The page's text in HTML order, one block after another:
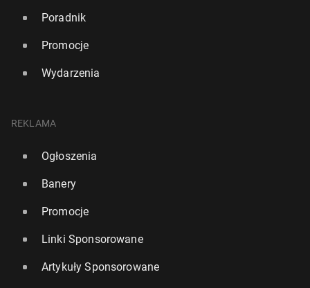
Poradnik
Promocje
Wydarzenia
REKLAMA
Ogłoszenia
Banery
Promocje
Linki Sponsorowane
Artykuły Sponsorowane